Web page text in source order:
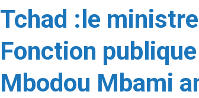
Tchad :le
Fonction
Mbodou Mbami